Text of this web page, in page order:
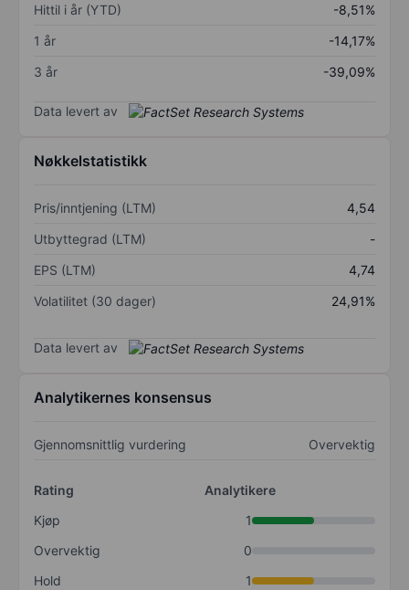
Hittil i år (YTD)
-8,51%
1 år
-14,17%
3 år
-39,09%
Data levert av
Nøkkelstatistikk
Pris/inntjening (LTM)
4,54
Utbyttegrad (LTM)
-
EPS (LTM)
4,74
Volatilitet (30 dager)
24,91%
Data levert av
Analytikernes konsensus
Gjennomsnittlig vurdering Overvektig
Rating
Analytikere
Kjøp
1
Overvektig
0
Hold
1